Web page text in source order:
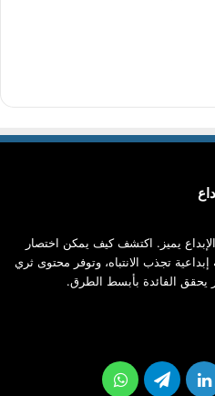
يميز. اكتشف كيف يمكن اختصار
تجذب الانتباه، وتوفر محتوى ثري
يحقق الفائدة بأبسط الطرق.
لينكدإن تيلقرام واتساب